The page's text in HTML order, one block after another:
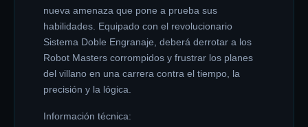
nueva amenaza que pone a prueba sus
habilidades. Equipado con el revolucionario
Sistema Doble Engranaje, deberá derrotar a los
Robot Masters corrompidos y frustrar los planes
del villano en una carrera contra el tiempo, la
precisión y la lógica.
Información técnica: